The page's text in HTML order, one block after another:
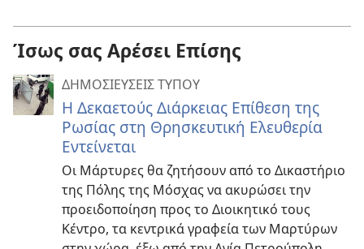
Ίσως σας Αρέσει Επίσης
ΔΗΜΟΣΙΕΥΣΕΙΣ ΤΥΠΟΥ
Η Δεκαετούς Διάρκειας Επίθεση της
Ρωσίας στη Θρησκευτική Ελευθερία
Εντείνεται
Οι Μάρτυρες θα ζητήσουν από το Δικαστήριο
της Πόλης της Μόσχας να ακυρώσει την
προειδοποίηση προς το Διοικητικό τους
Κέντρο, τα κεντρικά γραφεία των Μαρτύρων